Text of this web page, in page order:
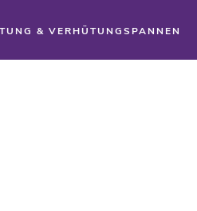
& VERHÜTUNGSPANNEN